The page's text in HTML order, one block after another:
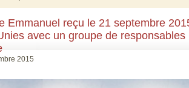
Emmanuel reçu le 21 septembre
avec un groupe de
2015